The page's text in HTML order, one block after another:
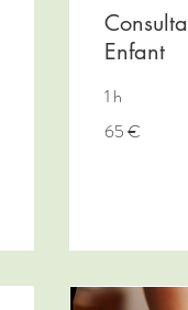
Enfant
1 h
euros
65 €